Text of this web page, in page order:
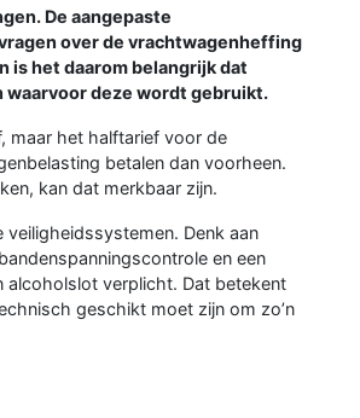
De aangepaste
over de vrachtwagenheffing
is het daarom belangrijk dat
waarvoor deze wordt gebruikt.
maar het halftarief voor de
betalen dan voorheen.
kan dat merkbaar zijn.
Denk aan
en een
alcoholslot verplicht. Dat betekent
geschikt moet zijn om zo’n